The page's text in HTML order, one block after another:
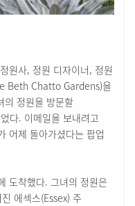
원사, 정원 디자이너, 정원
Beth Chatto Gardens)을
의 정원을 방문할
다. 이메일을 보내려고
어제 돌아가셨다는 팝업
도착했다. 그녀의 정원은
에섹스(Essex) 주